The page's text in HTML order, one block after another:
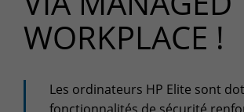
Services Center
Support for incidents & service requests
+32(0)800/12.812 (Nl)
support-cpld@keyes.eu
WORKPLACE !
Les ordinateurs HP Elite sont